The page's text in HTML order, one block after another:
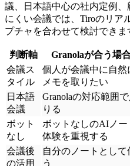
議、日本語中心の社内定例
にくい会議では、Tiroのリア
プチャを合わせて検討できま
判断軸 Granolaが合う場
会議ス
タイル
個人が会議中に自然
メモを取りたい
日本語
会議
Granolaの対応範囲で
りる
ボット
なし
ボットなしのAIノー
体験を重視する
会議後
の活用
自分のノートとして
う